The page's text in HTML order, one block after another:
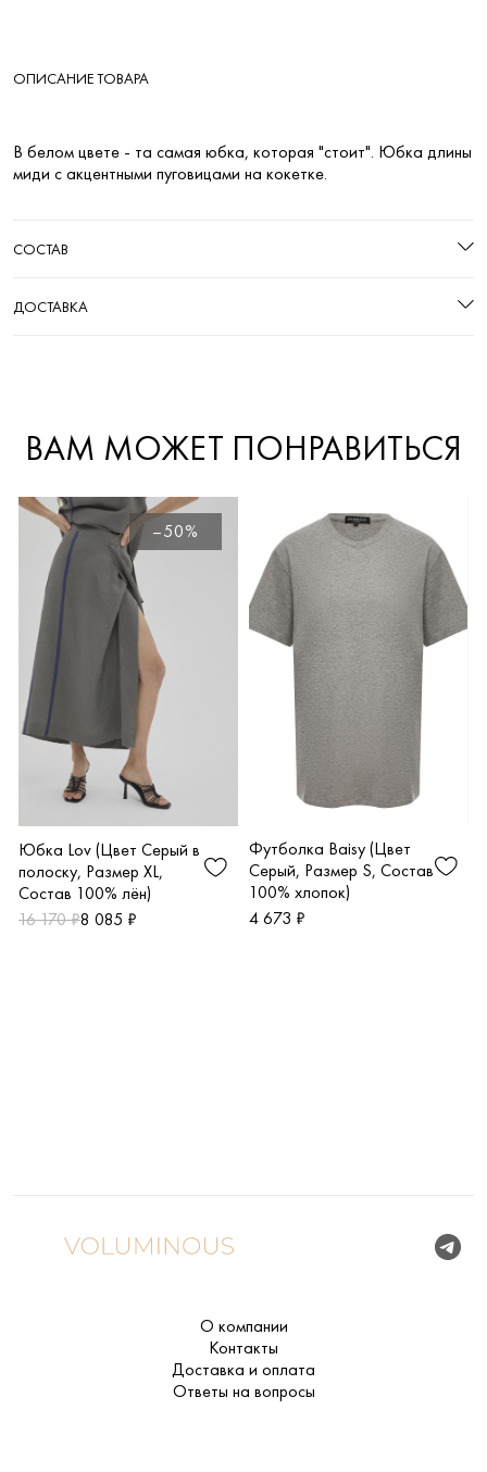
ОПИСАНИЕ ТОВАРА
В белом цвете - та самая юбка, которая "стоит". Юбка длины
миди с акцентными пуговицами на кокетке.
СОСТАВ
ДОСТАВКА
ВАМ МОЖЕТ ПОНРАВИТЬСЯ
–50%
Юбка Lov (Цвет Серый в
полоску, Размер XL,
Состав 100% лён)
16 170 ₽8 085 ₽
Футболка Baisy (Цвет
Серый, Размер S, Состав
100% хлопок)
4 673 ₽
О компании
Контакты
Доставка и оплата
Ответы на вопросы